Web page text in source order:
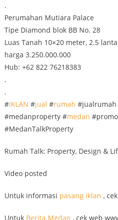
.
Perumahan Mutiara Palace
Tipe Diamond blok BB No. 28
Luas Tanah 10×20 meter, 2.5
harga 3.250.000.000
Hub: +62 822 76218383
.
.
#IKLAN #jual #rumah
#medanproperty #medan
#MedanTalkProperty
Rumah Talk: Property, Design &
Video posted
Untuk informasi pasang iklan ,
Untuk Berita Medan , cek web